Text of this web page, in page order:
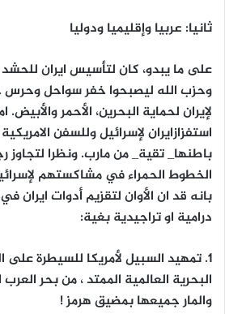
ثانيا: عربيا وإقليميا ودوليا
على ما يبدو، كان لتأسيسايران
وحزب الله ليصبحوا خفر سواحل
لإيران لحماية البحرين، الأحمر والأبيض.
استفزازايران لإسرائيل وللسفن
باطنها_ تقية_ من مارب. ونظرا لتجاوز
الخطوط الحمراء في مشاكستهم
بانه قد ان الأوان لتقزيم أدوات ايران
درامية او تراجيدية بغية:
1. تمهيد السبيل لأمريكا للسيطرة على
البحرية العالمية الممتد ، من بحر
والمار جميعها بمضيق هرمز !